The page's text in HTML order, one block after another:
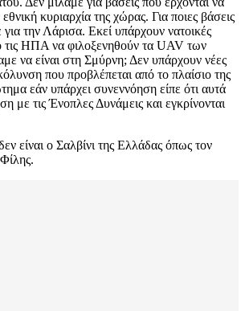
κυριαρχία της χώρας. Για ποιες βάσεις
την Λάρισα. Εκεί υπάρχουν νατοικές
τις ΗΠΑ να φιλοξενηθούν τα UAV των
να είναι στη Σμύρνη; Δεν υπάρχουν νέες
που προβλέπεται από το πλαίσιο της
εάν υπάρχει συνεννόηση είπε ότι αυτά
με τις Ένοπλες Δυνάμεις και εγκρίνονται
είναι ο Σαλβίνι της Ελλάδας όπως τον